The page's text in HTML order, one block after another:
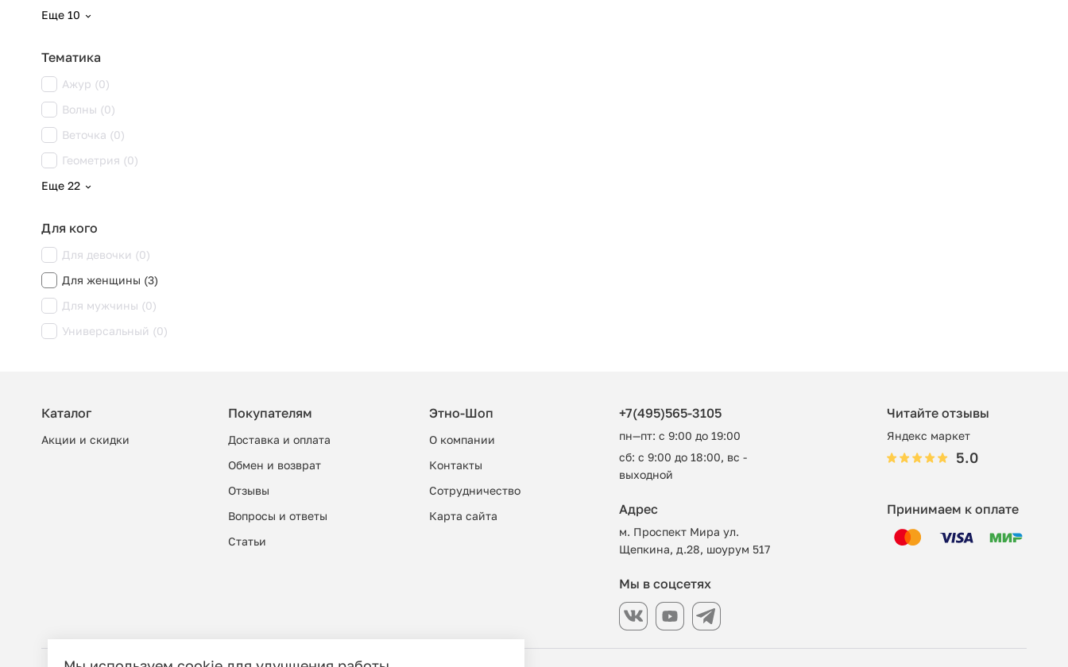
Еще 10
Тематика
Ажур (0)
Волны (0)
Веточка (0)
Геометрия (0)
Еще 22
Для кого
Для девочки (0)
Для женщины (3)
Для мужчины (0)
Универсальный (0)
Каталог
Акции и скидки
Покупателям
Доставка и оплата
Обмен и возврат
Отзывы
Вопросы и ответы
Cтатьи
Этно-Шоп
О компании
Контакты
Сотрудничество
Карта сайта
+7(495)565-3105
пн—пт: с 9:00 до 19:00
сб: с 9:00 до 18:00, вс -
выходной
Читайте отзывы
Яндекс маркет
5.0
Адрес
м. Проспект Мира ул.
Щепкина, д.28, шоурум 517
Принимаем к оплате
Мы в соцсетях